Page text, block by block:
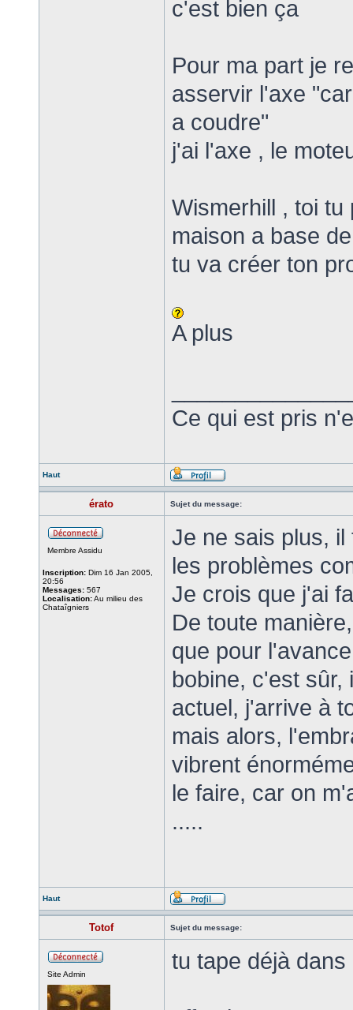
c'est bien ça
Pour ma part je
asservir l'axe
a coudre"
j'ai l'axe , le
Wismerhill , toi
maison a base
tu va créer ton
A plus
Ce qui est pris
Haut
érato Sujet du message:
Membre Assidu
Inscription: Dim 16 Jan 2005,
20:56
Messages: 567
Localisation:Au milieu des
Chataîgniers
Je ne sais plus, il
les problèmes
Je crois que j'ai
De toute
que pour
bobine, c'est sûr,
actuel, j'arrive à
mais alors,
vibrent
le faire, car on
.....
Haut
Totof Sujet du message:
Site Admin
tu tape déjà